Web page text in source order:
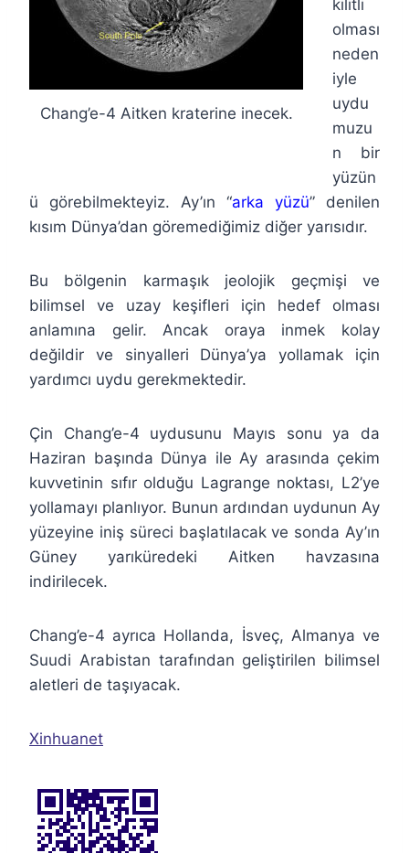
Chang’e-4 Aitken kraterine inecek.
kilitli
olması
neden
iyle
uydu
muzu
n bir
yüzün
ü görebilmekteyiz. Ay’ın “arka yüzü” denilen
kısım Dünya’dan göremediğimiz diğer yarısıdır.
Bu bölgenin karmaşık jeolojik geçmişi ve
bilimsel ve uzay keşifleri için hedef olması
anlamına gelir. Ancak oraya inmek kolay
değildir ve sinyalleri Dünya’ya yollamak için
yardımcı uydu gerekmektedir.
Çin Chang’e-4 uydusunu Mayıs sonu ya da
Haziran başında Dünya ile Ay arasında çekim
kuvvetinin sıfır olduğu Lagrange noktası, L2’ye
yollamayı planlıyor. Bunun ardından uydunun Ay
yüzeyine iniş süreci başlatılacak ve sonda Ay’ın
Güney yarıküredeki Aitken havzasına
indirilecek.
Chang’e-4 ayrıca Hollanda, İsveç, Almanya ve
Suudi Arabistan tarafından geliştirilen bilimsel
aletleri de taşıyacak.
Xinhuanet